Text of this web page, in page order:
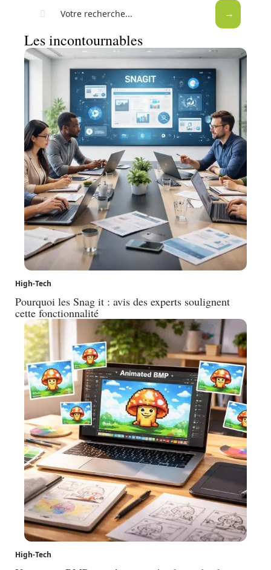
Les incontournables
High-Tech
Pourquoi les Snag it : avis des experts soulignent
cette fonctionnalité
High-Tech